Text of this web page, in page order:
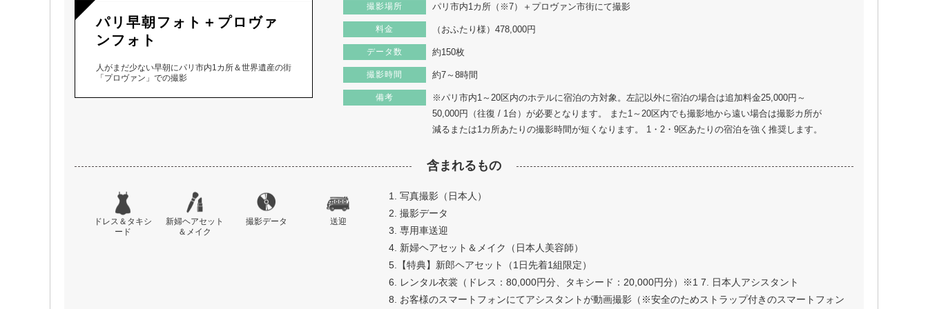
パリ早朝フォト＋プロヴァ
ンフォト
人がまだ少ない早朝にパリ市内1カ所＆世界遺産の街
「プロヴァン」での撮影
撮影場所 パリ市内1カ所（※7）＋プロヴァン市街にて撮影
料金 （おふたり様）478,000円
データ数 約150枚
撮影時間 約7～8時間
備考
※パリ市内1～20区内のホテルに宿泊の方対象。左記以外に宿泊の場合は追加料金25,000円～
50,000円（往復 / 1台）が必要となります。 また1～20区内でも撮影地から遠い場合は撮影カ所が
減るまたは1カ所あたりの撮影時間が短くなります。 1・2・9区あたりの宿泊を強く推奨します。
含まれるもの
ドレス＆タキシ
ード
新婦ヘアセット
＆メイク
撮影データ 送迎
1. 写真撮影（日本人）
2. 撮影データ
3. 専用車送迎
4. 新婦ヘアセット＆メイク（日本人美容師）
5.【特典】新郎ヘアセット（1日先着1組限定）
6. レンタル衣裳（ドレス：80,000円分、タキシード：20,000円分）※1 7. 日本人アシスタント
8. お客様のスマートフォンにてアシスタントが動画撮影（※安全のためストラップ付きのスマートフォン